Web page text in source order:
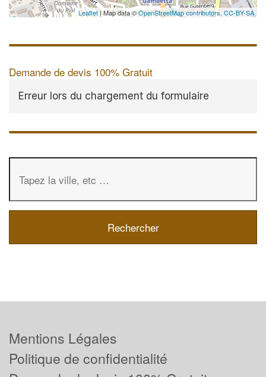
Leaflet| Map data ©OpenStreetMap contributors, CC-BY-SA
Demande de devis 100% Gratuit
Erreur lors du chargement du formulaire
Mentions Légales
Politique de confidentialité